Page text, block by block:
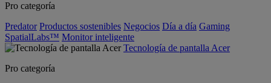
Pro categoría
Predator Productos sostenibles Negocios Día a día Gaming
SpatialLabs™ Monitor inteligente
Tecnología de pantalla Acer
Pro categoría